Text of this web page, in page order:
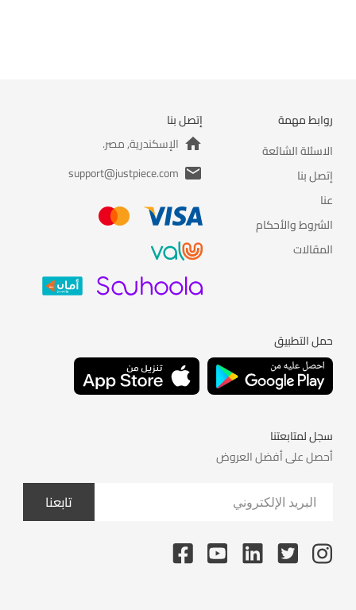
روابط مهمة
الاسئلة الشائعة
إتصل بنا
عنا
الشروط والأحكام
المقالات
إتصل بنا
الإسكندرية, مصر.
support@justpiece.com
حمل التطبيق
سجل لمتابعتنا
أحصل على أفضل العروض
تابعنا